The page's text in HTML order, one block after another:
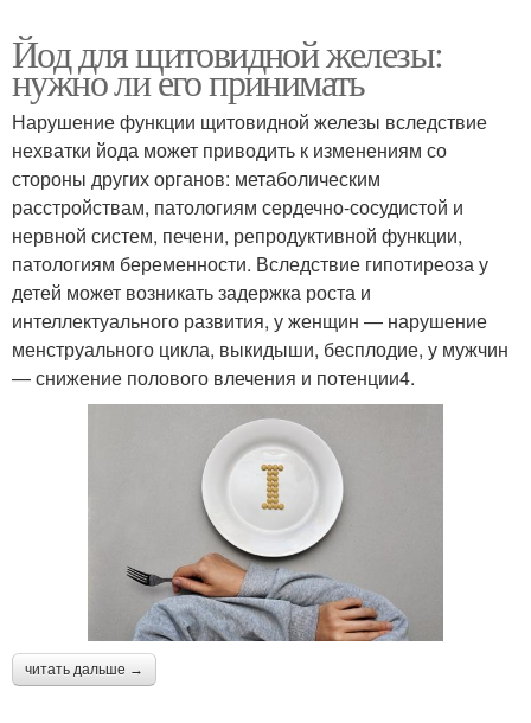
Йод для щитовидной железы:
нужно ли его принимать
Нарушение функции щитовидной железы вследствие
нехватки йода может приводить к изменениям со
стороны других органов: метаболическим
расстройствам, патологиям сердечно-сосудистой и
нервной систем, печени, репродуктивной функции,
патологиям беременности. Вследствие гипотиреоза у
детей может возникать задержка роста и
интеллектуального развития, у женщин — нарушение
менструального цикла, выкидыши, бесплодие, у мужчин
— снижение полового влечения и потенции4.
читать дальше →